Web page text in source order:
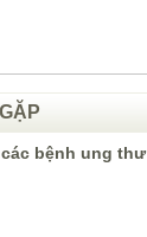
bệnh ung